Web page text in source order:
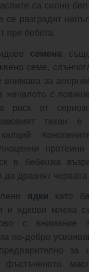
са силно
се разградят
при бебета.
семена
семе,
внимава за
началото с
риск от
тахан е
в бебешка
да дразнят червата.
ядки като
и ядкови млека
с внимание
по-добро
за
фъстъченото